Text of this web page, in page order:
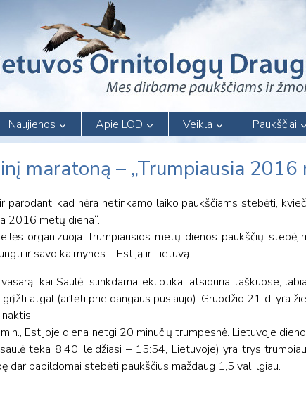
Naujienos Apie LOD Veikla Paukščiai
maratoną – „Trumpiausia 2016
kad nėra netinkamo laiko paukščiams stebėti,
2016 metų diena“.
organizuoja Trumpiausios metų dienos paukščių
ir savo kaimynes – Estiją ir Lietuvą.
kai Saulė, slinkdama ekliptika, atsiduria taškuose,
atgal (artėti prie dangaus pusiaujo). Gruodžio 21 d. yra
Estijoje diena netgi 20 minučių trumpesnė. Lietuvoje
teka 8:40, leidžiasi – 15:54, Lietuvoje) yra trys
dar papildomai stebėti paukščius maždaug 1,5 val ilgiau.